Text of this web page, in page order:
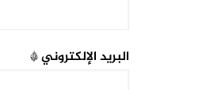
البريد الإلكتروني*